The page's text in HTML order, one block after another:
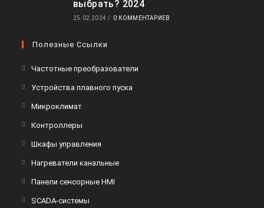
выбрать? 2024
25.02.2024 / 0 КОММЕНТАРИЕВ
Полезные Ссылки
Частотные преобразователи
Устройства плавного пуска
МикроклиматОткроется
вкладке
Контроллеры
вкладке
Шкафы управления
вкладке
Нагреватели канальныеОткроется
Панели сенсорные HMI
SCADA-системы